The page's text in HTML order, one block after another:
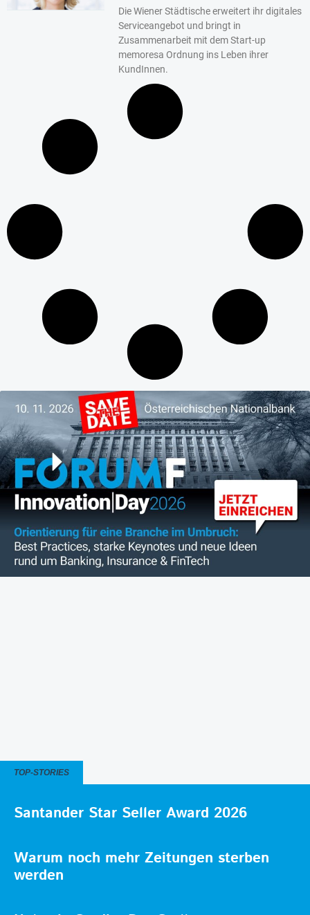
Die Wiener Städtische erweitert ihr digitales
Serviceangebot und bringt in
Zusammenarbeit mit dem Start-up
memoresa Ordnung ins Leben ihrer
KundInnen.
TOP-STORIES
Santander Star Seller Award 2026
Warum noch mehr Zeitungen sterben
werden